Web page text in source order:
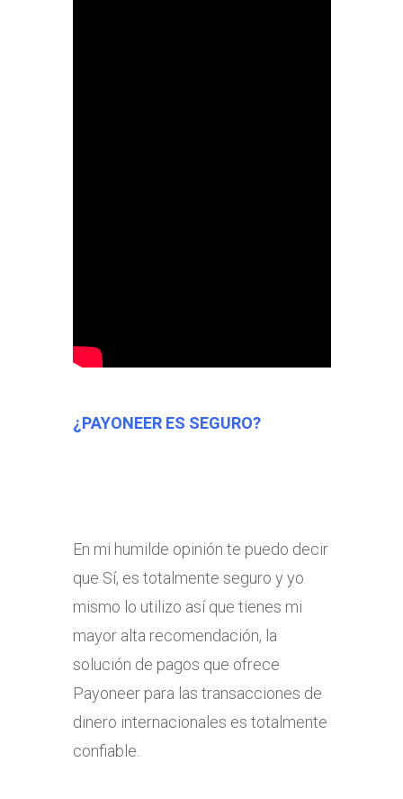
¿PAYONEER ES SEGURO?
En mi humilde opinión te puedo decir
que Sí, es totalmente seguro y yo
mismo lo utilizo así que tienes mi
mayor alta recomendación, la
solución de pagos que ofrece
Payoneer para las transacciones de
dinero internacionales es totalmente
confiable.